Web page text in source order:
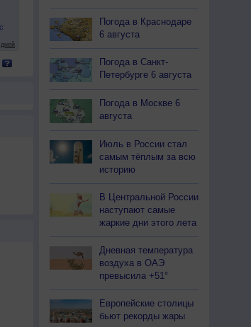
Погода в Краснодаре
6 августа
Погода в Санкт-
Петербурге 6 августа
Погода в Москве 6
августа
Июль в России стал
самым тёплым за всю
историю
В Центральной России
наступают самые
жаркие дни этого лета
Дневная температура
воздуха в ОАЭ
превысила +51°
Европейские столицы
бьют рекорды жары